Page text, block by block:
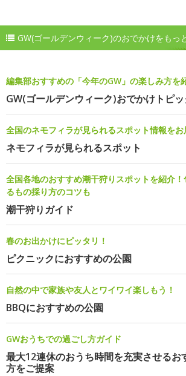
GW(ゴールデンウィーク)のおでかけをもっ
編集部おすすめの「今年のGW」の楽しみ方を
GW(ゴールデンウィーク)おでかけトピ
全国のネモフィラが見られるスポット情報を
ネモフィラが見られるスポット
全国各地のおすすめ潮干狩りスポットを紹介
るもの採り方のコツも
潮干狩りガイド
春のお出かけにピッタリ！
ピクニックにおすすめの公園
自然の中で家族や友人とワイワイ楽しもう！
BBQにおすすめの公園
GWおうちでの過ごし方ガイド
最大12連休のおうち時間を充実させるお
方をご提案